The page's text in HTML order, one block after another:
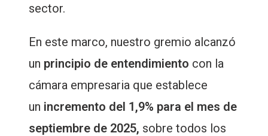
sector.
En este marco, nuestro gremio alcanzó
un principio de entendimiento con la
cámara empresaria que establece
un incremento del 1,9% para el mes de
septiembre de 2025, sobre todos los